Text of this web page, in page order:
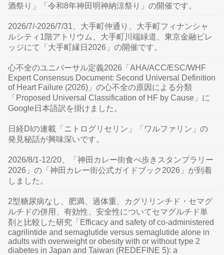
酒祭り」「令和8年神田明神納涼祭り」の開催です。
2026/7/-2026/7/31、大手町仲通り、大手町フィナンシャ
ルシティ1階アトリウム、大手町川端緑道、東京金融ビレ
ッジにて「大手町縁日2026」の開催です。
心不全のユニバーサル定義2026「AHA/ACC/ESC/WHF
Expert Consensus Document: Second Universal Definition
of Heart Failure (2026)」の心不全の原因による分類
「Proposed Universal Classification of HF by Cause」に
Google日本語訳を掛けました。
日経DIの連載「ニトログリセリン」「ワルファリン」の
発見秘話が興味深いです。
2026/8/1-12/20、「神田カレー街食べ歩きスタンプラリー
2026」の「神田カレー街公式ガイドブック2026」が到着
しました。
2型糖尿病なし、肥満、過体重、カグリリンチド・セマグ
ルチドの併用、有効性、安全性についてセマグルチド単
剤と比較した研究「Efficacy and safety of co-administered
cagrilintide and semaglutide versus semaglutide alone in
adults with overweight or obesity with or without type 2
diabetes in Japan and Taiwan (REDEFINE 5): a